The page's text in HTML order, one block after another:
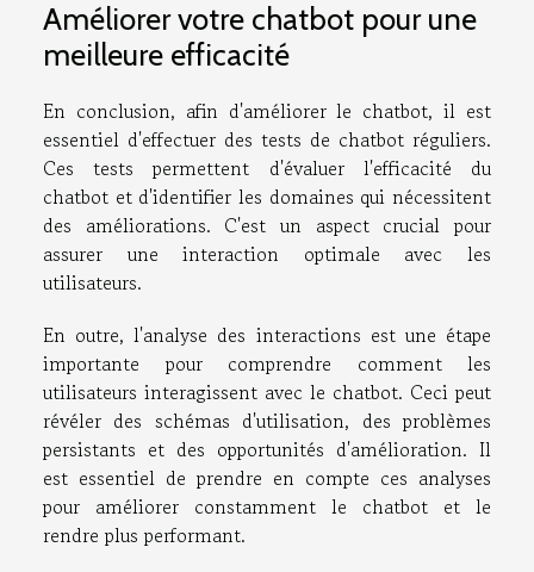
Améliorer votre chatbot pour une
meilleure efficacité
En conclusion, afin d'améliorer le chatbot, il est
essentiel d'effectuer des tests de chatbot réguliers.
Ces tests permettent d'évaluer l'efficacité du
chatbot et d'identifier les domaines qui nécessitent
des améliorations. C'est un aspect crucial pour
assurer une interaction optimale avec les
utilisateurs.
En outre, l'analyse des interactions est une étape
importante pour comprendre comment les
utilisateurs interagissent avec le chatbot. Ceci peut
révéler des schémas d'utilisation, des problèmes
persistants et des opportunités d'amélioration. Il
est essentiel de prendre en compte ces analyses
pour améliorer constamment le chatbot et le
rendre plus performant.